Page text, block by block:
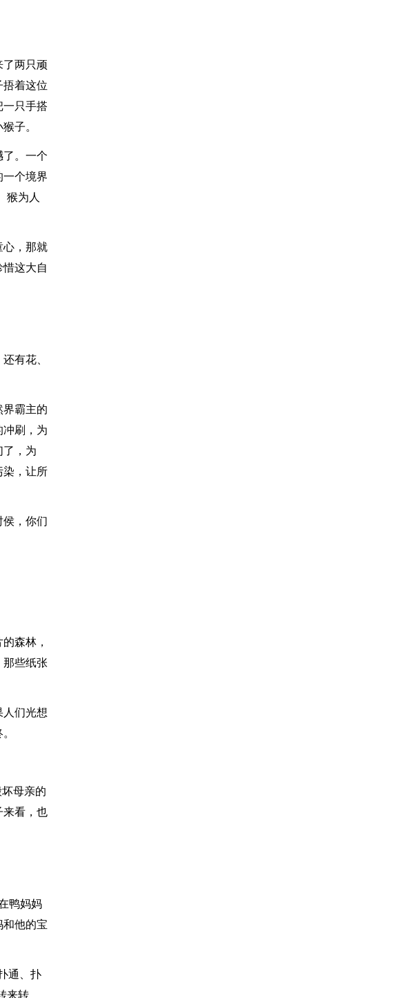
了两只顽
捂着这位
一只手搭
子。
了。一个
一个境界
猴为人
心，那就
这大自
有花、
界霸主的
冲刷，为
了，为
，让所
侯，你们
森林，
那些纸张
人们光想
母亲的
来看，也
鸭妈妈
和他的宝
通、扑
来转